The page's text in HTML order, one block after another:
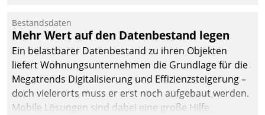
Bestandsdaten
Mehr Wert auf den Datenbestand legen
Ein belastbarer Datenbestand zu ihren Objekten
liefert Wohnungsunternehmen die Grundlage für die
Megatrends Digitalisierung und Effizienzsteigerung –
doch vielerorts muss er erst noch aufgebaut werden.
Mobile Lösungen sind dabei eine große Hilfe.